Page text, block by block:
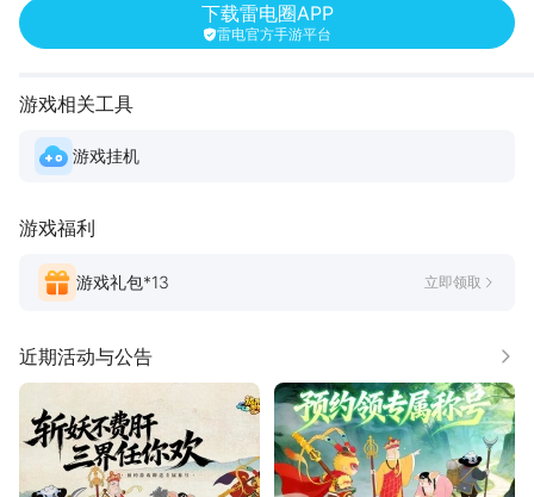
下载雷电圈APP
雷电官方手游平台
游戏相关工具
游戏挂机
游戏福利
游戏礼包*13 立即领取
近期活动与公告 更多